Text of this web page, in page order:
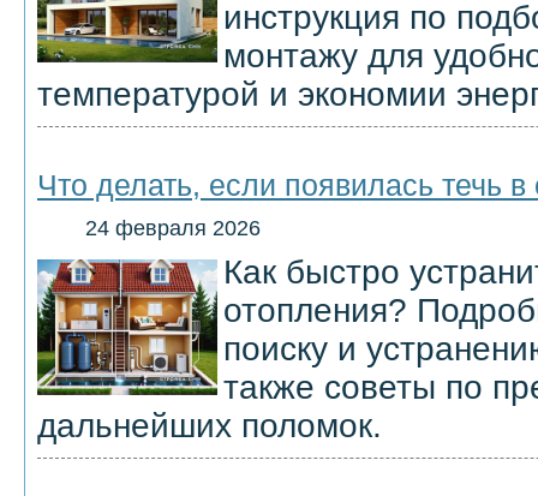
инструкция по
монтажу для
температурой и экономии
Что делать, если появилась течь
24 февраля 2026
Как быстро
отопления?
поиску и
также советы по
дальнейших поломок.